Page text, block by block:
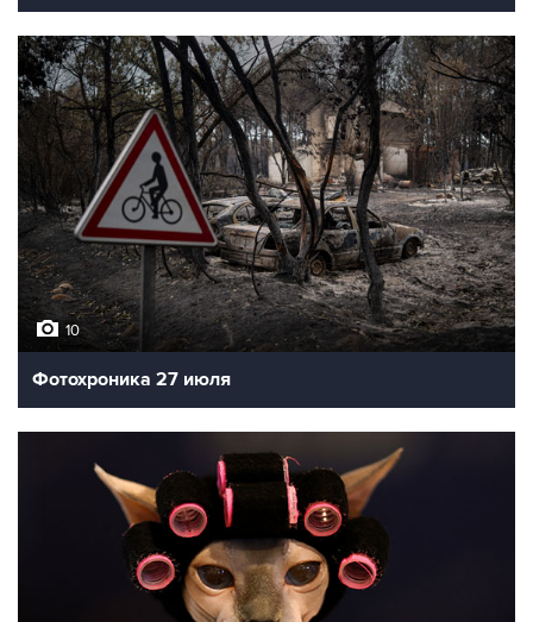
10
Фотохроника 27 июля